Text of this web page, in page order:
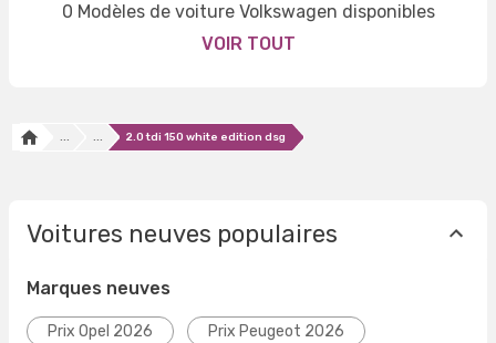
0 Modèles de voiture Volkswagen disponibles
VOIR TOUT
... ... 2.0 tdi 150 white edition dsg
Voitures neuves populaires
Marques neuves
Prix Opel 2026 Prix Peugeot 2026